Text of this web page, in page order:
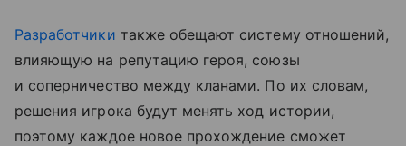
Разработчики также обещают систему отношений,
влияющую на репутацию героя, союзы
и соперничество между кланами. По их словам,
решения игрока будут менять ход истории,
поэтому каждое новое прохождение сможет